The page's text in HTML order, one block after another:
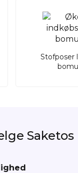
Stofposer
Saketos